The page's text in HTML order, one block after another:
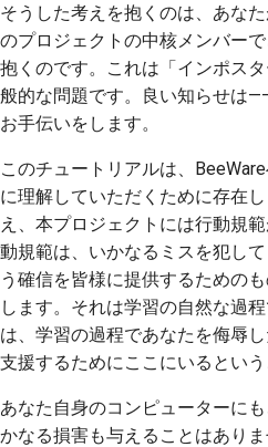
開発環境の構築
問題の再現
ブランチから作業する
スコープクリープの回
避
コードの記述、実行、
およびテスト
建築文書
変更メモの追加
2017
2016
2014
2013
そうした考えを抱くのは、あな
のプロジェクトの中核メンバー
抱くのです。これは「インポス
般的な問題です。良い知らせは
お手伝いをします。
このチュートリアルは、
に理解していただくために存在
え、本プロジェクトには行動規
動規範は、いかなるミスを犯し
う確信を皆様に提供するための
します。それは学習の自然な過
は、学習の過程であなたを侮辱
支援するためにここにいるという
あなた自身のコンピューターに
かなる損害も与えることはあり